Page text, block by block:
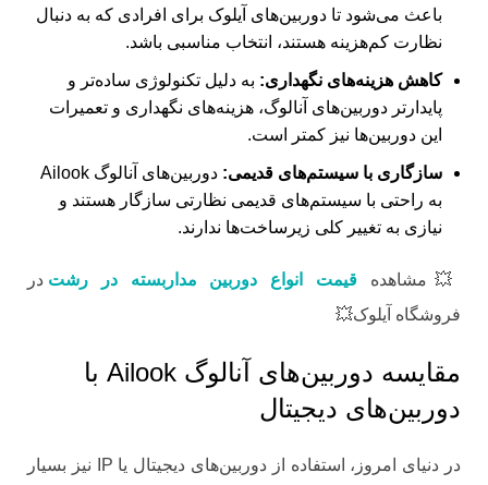
باعث می‌شود تا دوربین‌های آیلوک برای افرادی که به دنبال
نظارت کم‌هزینه هستند، انتخاب مناسبی باشد.
کاهش هزینه‌های نگهداری: به دلیل تکنولوژی ساده‌تر و
پایدارتر دوربین‌های آنالوگ، هزینه‌های نگهداری و تعمیرات
این دوربین‌ها نیز کمتر است.
سازگاری با سیستم‌های قدیمی:
دوربین‌های آنالوگ Ailook
به راحتی با سیستم‌های قدیمی نظارتی سازگار هستند و
نیازی به تغییر کلی زیرساخت‌ها ندارند.
💥مشاهدهقیمت انواع دوربین مداربسته در رشت در
فروشگاه آیلوک💥
مقایسه دوربین‌های آنالوگ Ailook با
دوربین‌های دیجیتال
در دنیای امروز، استفاده از دوربین‌های دیجیتال یا IP نیز بسیار